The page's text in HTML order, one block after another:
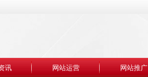
讯 网站运营 网站推广